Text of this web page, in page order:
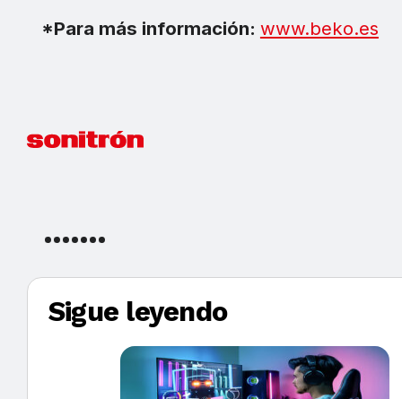
*Para más información: www.beko.es
Sigue leyendo